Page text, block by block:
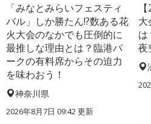
「みなとみらいフェスティ
バル」しか勝たん!?数ある花
火大会のなかでも圧倒的に
最推しな理由とは？臨港パ
ークの有料席からその迫力
を味わおう！
神奈川県
2026年8月7日 09:42 更新
大
は
夜